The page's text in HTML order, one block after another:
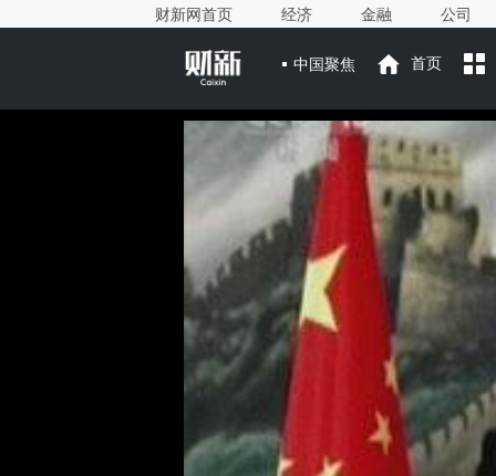
财新网首页 经济 金融 公司
中国聚焦 首页